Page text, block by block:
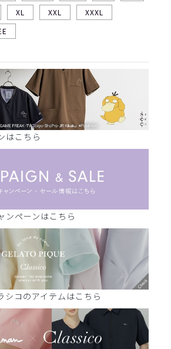
XL XXL
XXXL
はこちら
ンペーンはこちら
シコのアイテムはこちら